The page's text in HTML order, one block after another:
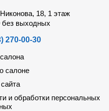
18, 1 этаж
без выходных
270-00-30
салоне
и обработки персональных